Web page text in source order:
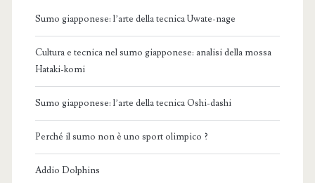
Sumo giapponese: l’arte della tecnica Uwate-nage
Cultura e tecnica nel sumo giapponese: analisi della mossa
Hataki-komi
Sumo giapponese: l’arte della tecnica Oshi-dashi
Perché il sumo non è uno sport olimpico ?
Addio Dolphins